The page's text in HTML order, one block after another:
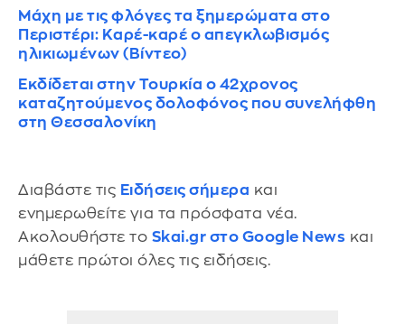
Μάχη με τις φλόγες τα ξημερώματα στο
Περιστέρι: Καρέ-καρέ ο απεγκλωβισμός
ηλικιωμένων (Βίντεο)
Εκδίδεται στην Τουρκία ο 42χρονος
καταζητούμενος δολοφόνος που συνελήφθη
στη Θεσσαλονίκη
Διαβάστε τις Ειδήσεις σήμερα και
ενημερωθείτε για τα πρόσφατα νέα.
Ακολουθήστε το Skai.gr στο Google News και
μάθετε πρώτοι όλες τις ειδήσεις.